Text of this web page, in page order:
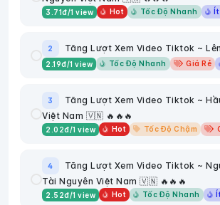
3.71đ/1 view Hot Tốc Độ Nhanh Ít
2 Tăng Lượt Xem Video Tiktok ~
2.19đ/1 view Tốc Độ Nhanh Giá Rẻ
3
Tăng Lượt Xem Video Tiktok ~
Việt Nam 🇻🇳 🔥🔥🔥
2.02đ/1 view Hot Tốc Độ Chậm
4
Tăng Lượt Xem Video Tiktok ~
Tài Nguyên Việt Nam 🇻🇳 🔥🔥🔥
2.52đ/1 view Hot Tốc Độ Nhanh